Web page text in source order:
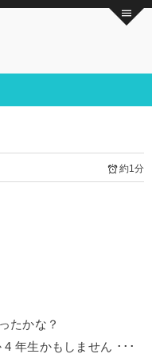
約1分
たかな？
年生かもしません ･･･